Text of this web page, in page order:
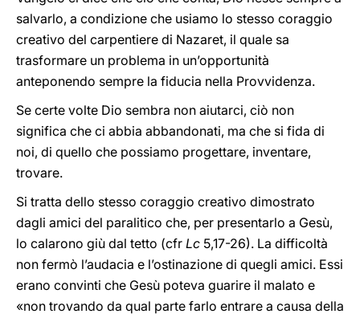
salvarlo, a condizione che usiamo lo stesso coraggio
creativo del carpentiere di Nazaret, il quale sa
trasformare un problema in un’opportunità
anteponendo sempre la fiducia nella Provvidenza.
Se certe volte Dio sembra non aiutarci, ciò non
significa che ci abbia abbandonati, ma che si fida di
noi, di quello che possiamo progettare, inventare,
trovare.
Si tratta dello stesso coraggio creativo dimostrato
dagli amici del paralitico che, per presentarlo a Gesù,
lo calarono giù dal tetto (cfr Lc 5,17-26). La difficoltà
non fermò l’audacia e l’ostinazione di quegli amici. Essi
erano convinti che Gesù poteva guarire il malato e
«non trovando da qual parte farlo entrare a causa della